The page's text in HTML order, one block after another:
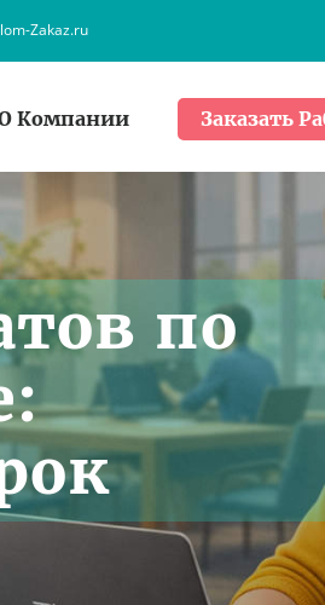
Zakaz.ru
Компании Заказать
по